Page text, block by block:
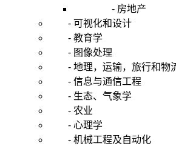
- 房地产
- 可视化和设计
- 教育学
- 图像处理
- 地理，运输，旅行和物
- 信息与通信工程
- 生态、气象学
- 农业
- 心理学
- 机械工程及自动化